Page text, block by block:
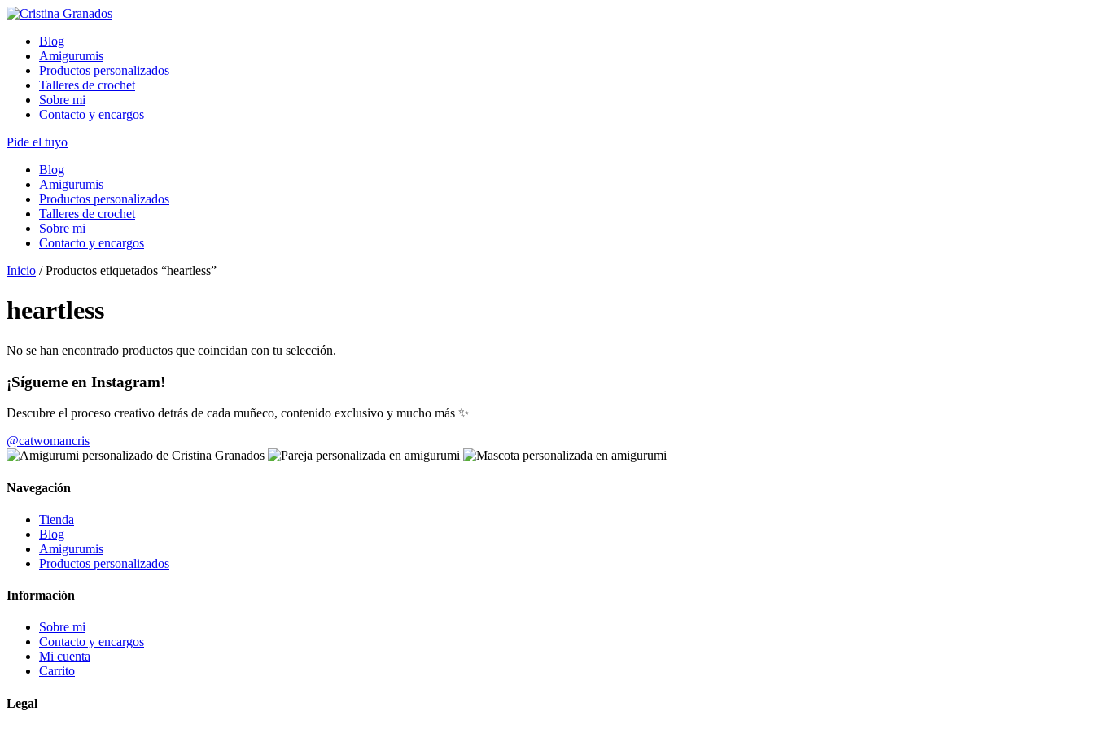
Skip
contentBlog
Amigurumis
Productos personalizados
Talleres de crochet
Sobre mi
Contacto y encargos
Pide el tuyo
Blog
Amigurumis
Productos personalizados
Talleres de crochet
Sobre mi
Contacto y encargos
Inicio / Productos etiquetados “heartless”
heartless
No se han encontrado productos que coincidan con tu selección.
¡Sígueme en Instagram!
Descubre el proceso creativo detrás de cada muñeco, contenido exclusivo y mucho más ✨
@catwomancris
Navegación
Tienda
Blog
Amigurumis
Productos personalizados
Información
Sobre mi
Contacto y encargos
Mi cuenta
Carrito
Legal